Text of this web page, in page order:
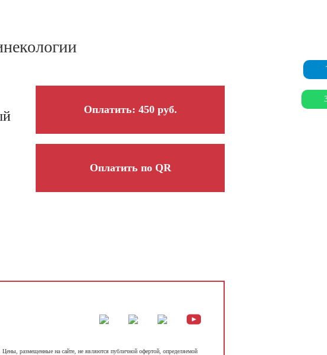
Оплатить: 450 руб.
Оплатить по QR
размещенные на сайте, не являются публичной офертой, определяемой